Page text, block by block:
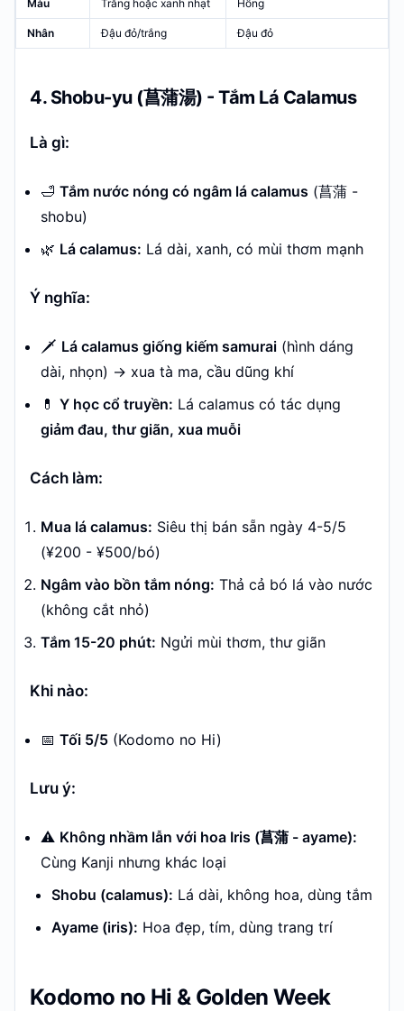
Màu Trắng hoặc xanh nhạt Hồng
Nhân Đậu đỏ/trắng Đậu đỏ
4. Shobu-yu (菖蒲湯) - Tắm Lá Calamus
Là gì:
🛁 Tắm nước nóng có ngâm lá calamus (菖蒲 -
shobu)
🌿 Lá calamus: Lá dài, xanh, có mùi thơm mạnh
Ý nghĩa:
🗡️ Lá calamus giống kiếm samurai (hình dáng
dài, nhọn) → xua tà ma, cầu dũng khí
💊 Y học cổ truyền: Lá calamus có tác dụng
giảm đau, thư giãn, xua muỗi
Cách làm:
Mua lá calamus: Siêu thị bán sẵn ngày 4-5/5
(¥200 - ¥500/bó)
Ngâm vào bồn tắm nóng: Thả cả bó lá vào nước
(không cắt nhỏ)
Tắm 15-20 phút: Ngửi mùi thơm, thư giãn
Khi nào:
📅 Tối 5/5 (Kodomo no Hi)
Lưu ý:
⚠️ Không nhầm lẫn với hoa Iris (菖蒲 - ayame):
Cùng Kanji nhưng khác loại
Shobu (calamus): Lá dài, không hoa, dùng tắm
Ayame (iris): Hoa đẹp, tím, dùng trang trí
Kodomo no Hi & Golden Week